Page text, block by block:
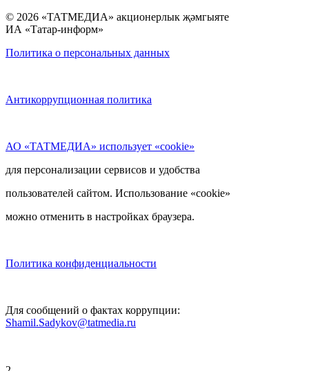
© 2026 «ТАТМЕДИА» акционерлык җәмгыяте
ИА «Татар-информ»
Политика о персональных данных
Антикоррупционная политика
АО «ТАТМЕДИА» использует «cookie»
для персонализации сервисов и удобства
пользователей сайтом. Использование «cookie»
можно отменить в настройках браузера.
Политика конфиденциальности
Для сообщений о фактах коррупции:
Shamil.Sadykov@tatmedia.ru